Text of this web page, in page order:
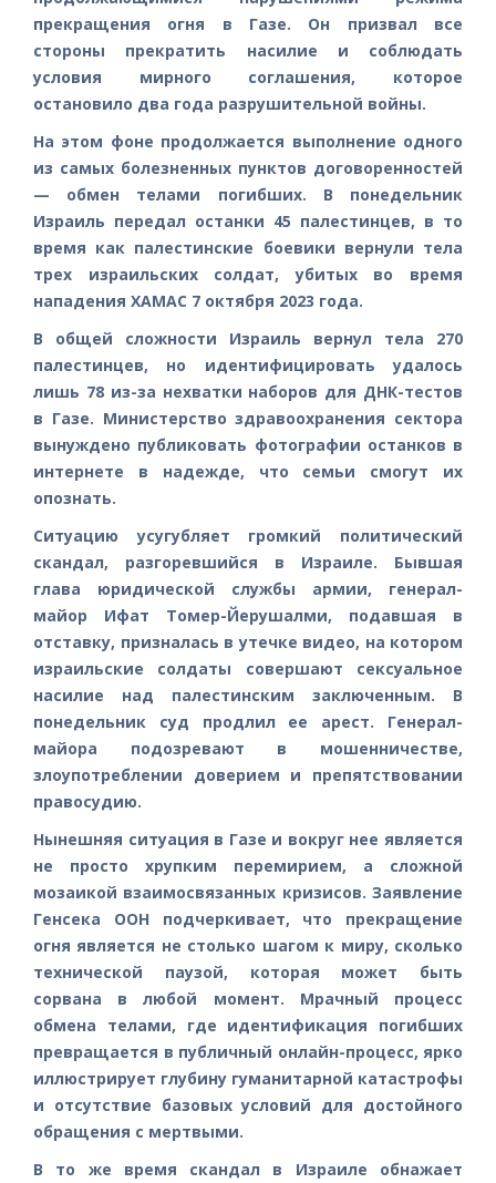
прекращения огня в Газе. Он призвал все
стороны прекратить насилие и соблюдать
условия мирного соглашения, которое
остановило два года разрушительной войны.
На этом фоне продолжается выполнение одного
из самых болезненных пунктов договоренностей
— обмен телами погибших. В понедельник
Израиль передал останки 45 палестинцев, в то
время как палестинские боевики вернули тела
трех израильских солдат, убитых во время
нападения ХАМАС 7 октября 2023 года.
В общей сложности Израиль вернул тела 270
палестинцев, но идентифицировать удалось
лишь 78 из-за нехватки наборов для ДНК-тестов
в Газе. Министерство здравоохранения сектора
вынуждено публиковать фотографии останков в
интернете в надежде, что семьи смогут их
опознать.
Ситуацию усугубляет громкий политический
скандал, разгоревшийся в Израиле. Бывшая
глава юридической службы армии, генерал-
майор Ифат Томер-Йерушалми, подавшая в
отставку, призналась в утечке видео, на котором
израильские солдаты совершают сексуальное
насилие над палестинским заключенным. В
понедельник суд продлил ее арест. Генерал-
майора подозревают в мошенничестве,
злоупотреблении доверием и препятствовании
правосудию.
Нынешняя ситуация в Газе и вокруг нее является
не просто хрупким перемирием, а сложной
мозаикой взаимосвязанных кризисов. Заявление
Генсека ООН подчеркивает, что прекращение
огня является не столько шагом к миру, сколько
технической паузой, которая может быть
сорвана в любой момент. Мрачный процесс
обмена телами, где идентификация погибших
превращается в публичный онлайн-процесс, ярко
иллюстрирует глубину гуманитарной катастрофы
и отсутствие базовых условий для достойного
обращения с мертвыми.
В то же время скандал в Израиле обнажает